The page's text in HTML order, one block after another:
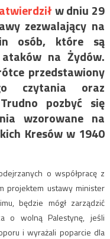
w dniu 29
zezwalający na
osób, które są
na Żydów.
przedstawiony
czytania oraz
pozbyć się
wzorowane na
Kresów w 1940
o współpracę z
projektem ustawy minister
będzie mógł zarządzić
o wolną Palestynę, jeśli
i wyrażali poparcie dla